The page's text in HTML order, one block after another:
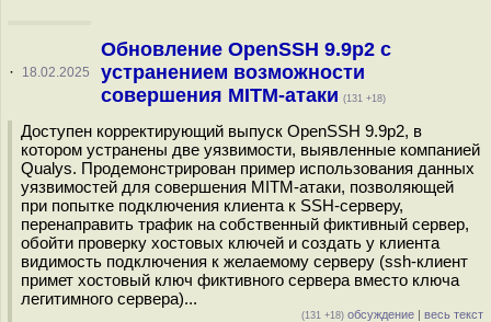
· 18.02.2025
Обновление OpenSSH 9.9p2 с
устранением возможности
совершения MITM-атаки (131 +18)
Доступен корректирующий выпуск OpenSSH 9.9p2, в
котором устранены две уязвимости, выявленные компанией
Qualys. Продемонстрирован пример использования данных
уязвимостей для совершения MITM-атаки, позволяющей
при попытке подключения клиента к SSH-серверу,
перенаправить трафик на собственный фиктивный сервер,
обойти проверку хостовых ключей и создать у клиента
видимость подключения к желаемому серверу (ssh-клиент
примет хостовый ключ фиктивного сервера вместо ключа
легитимного сервера)...
(131 +18) обсуждение | весь текст